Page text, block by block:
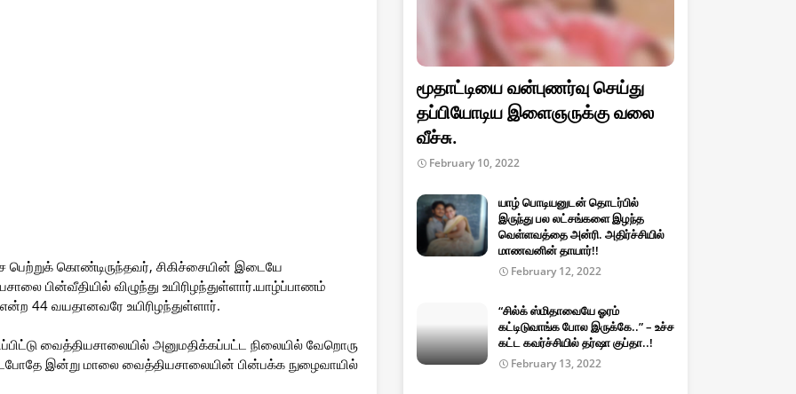
கொண்டிருந்தவர், சிகிச்சையின் இடையே
பின்வீதியில் விழுந்து உயிரிழந்துள்ளார்.யாழ்ப்பாணம்
44 வயதானவரே உயிரிழந்துள்ளார்.
வைத்தியசாலையில் அனுமதிக்கப்பட்ட நிலையில் வேறொரு
இன்று மாலை வைத்தியசாலையின் பின்பக்க நுழைவாயில்
மூதாட்டியை வன்புணர்வு செய்து
தப்பியோடிய இளைஞருக்கு வலை
வீச்சு.
February 10, 2022
யாழ் பொடியனுடன் தொடர்பில்
இருந்து பல லட்சங்களை இழந்த
வெள்ளவத்தை அன்ரி. அதிர்ச்சியில்
மாணவனின் தாயார்!!
February 12, 2022
“சில்க் ஸ்மிதாவையே ஓரம்
கட்டிடுவாங்க போல இருக்கே..” – உச்ச
கட்ட கவர்ச்சியில் தர்ஷா குப்தா..!
February 13, 2022